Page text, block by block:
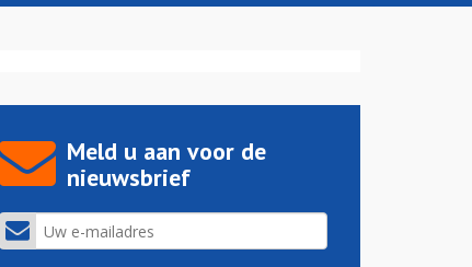
Meld u aan voor de
nieuwsbrief